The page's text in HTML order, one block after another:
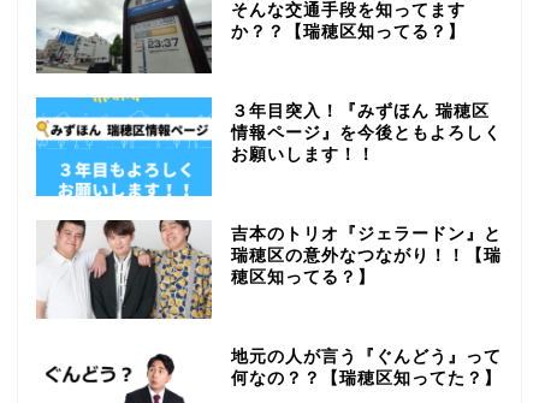
そんな交通手段を知ってます
か？？【瑞穂区知ってる？】
３年目突入！『みずほん 瑞穂区
情報ページ』を今後ともよろしく
お願いします！！
吉本のトリオ『ジェラードン』と
瑞穂区の意外なつながり！！【瑞
穂区知ってる？】
地元の人が言う『ぐんどう』って
何なの？？【瑞穂区知ってた？】